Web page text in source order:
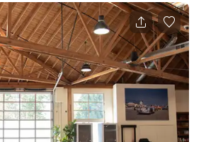
$600/hr hasta
al aire libre incluyendo un
2,000 pies cuadrados de área
de espacio para comer al